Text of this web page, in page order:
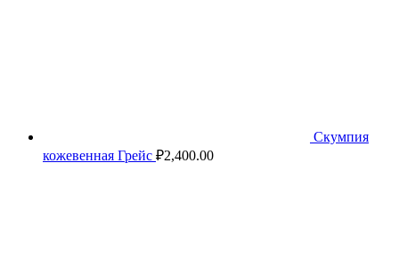
Скумпия
кожевенная Грейс ₽2,400.00